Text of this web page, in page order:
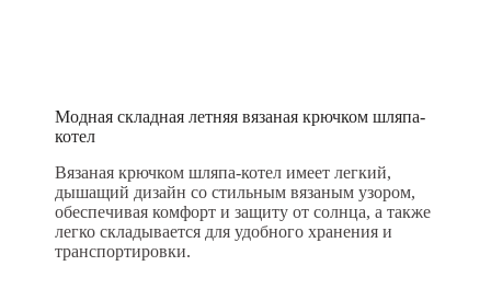
Модная складная летняя вязаная крючком шляпа-
котел
Вязаная крючком шляпа-котел имеет легкий,
дышащий дизайн со стильным вязаным узором,
обеспечивая комфорт и защиту от солнца, а также
легко складывается для удобного хранения и
транспортировки.